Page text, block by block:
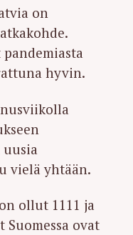
on
hyvin.
vielä yhtään.
ollut 1111 ja
ovat